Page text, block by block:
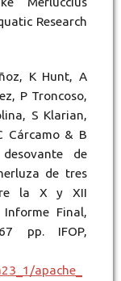
Research
K Hunt, A
P Troncoso,
S Klarian,
Cárcamo & B
de
de tres
la X y XII
Informe Final,
pp. IFOP,
apache_